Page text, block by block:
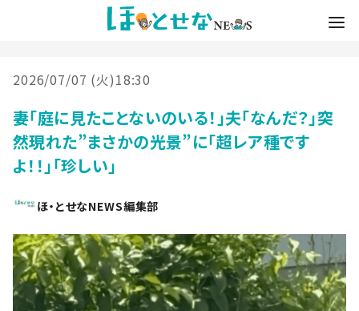
2026/07/07 (火)18:30
妻「庭に見たことないのいる！」夫「なんだ？」突
然現れた”まさかの光景”に「超レア種です
よ！！」「珍しい」
ほ・とせなNEWS編集部